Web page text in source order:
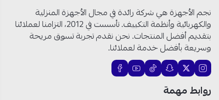
التقنية:
إنفرتر
غاز التبريد:R410A صديق للبيئة
الكهرباء:220V / 1Ph / 50-60Hz
توزيع الهواء:متوازن لجميع الاتجاهات
التحكم:نظام تحكم ذكي
الأمان: تصميم داخلي مقاوم للتآكل والعوامل
مستوى التشغيل:
الاستخدام:
نجم الأجهزة هي شركة رائدة في مجال الأجهزة المنزلية
والكهربائية وأنظمة التكييف. تأسست في 2012، التزامنا لعملائنا
بتقديم أفضل المنتجات. نحن نقدم تجربة تسوق مريحة
وسريعة بأفضل خدمة لعملائنا.
روابط مهمة